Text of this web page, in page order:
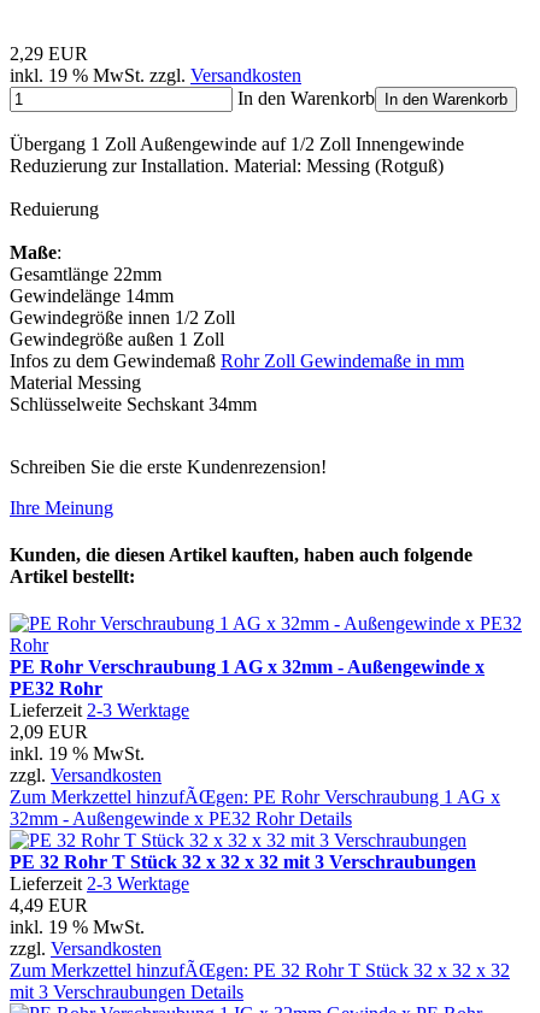
2,29 EUR
inkl. 19 % MwSt. zzgl. Versandkosten
In den Warenkorb
In den Warenkorb
Übergang 1 Zoll Außengewinde auf 1/2 Zoll Innengewinde
Reduzierung zur Installation. Material: Messing (Rotguß)
Reduierung
Maße:
Gesamtlänge 22mm
Gewindelänge 14mm
Gewindegröße innen 1/2 Zoll
Gewindegröße außen 1 Zoll
Infos zu dem Gewindemaß Rohr Zoll Gewindemaße in mm
Material Messing
Schlüsselweite Sechskant 34mm
Schreiben Sie die erste Kundenrezension!
Ihre Meinung
Kunden, die diesen Artikel kauften, haben auch folgende
Artikel bestellt:
PE Rohr Verschraubung 1 AG x 32mm - Außengewinde x
PE32 Rohr
Lieferzeit2-3 Werktage
2,09 EUR
inkl. 19 % MwSt.
zzgl. Versandkosten
Zum Merkzettel hinzufÃŒgen: PE Rohr Verschraubung 1 AG x
32mm - Außengewinde x PE32 Rohr Details
PE 32 Rohr T Stück 32 x 32 x 32 mit 3 Verschraubungen
Lieferzeit2-3 Werktage
4,49 EUR
inkl. 19 % MwSt.
zzgl. Versandkosten
Zum Merkzettel hinzufÃŒgen: PE 32 Rohr T Stück 32 x 32 x 32
mit 3 Verschraubungen Details